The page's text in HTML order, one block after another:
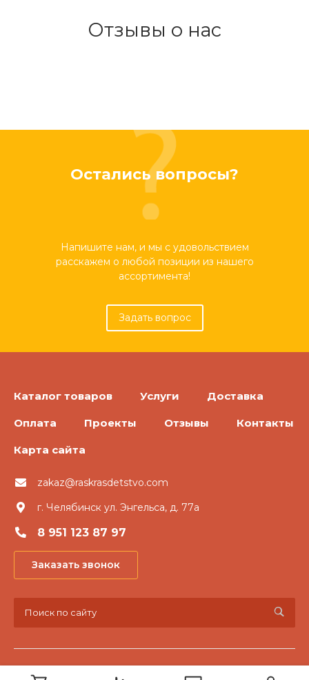
Отзывы о нас
Остались вопросы?
Напишите нам, и мы с удовольствием
расскажем о любой позиции из нашего
ассортимента!
Задать вопрос
Каталог товаров Услуги Доставка
Оплата Проекты Отзывы Контакты
Карта сайта
zakaz@raskrasdetstvo.com
г. Челябинск ул. Энгельса, д. 77а
8 951 123 87 97
Заказать звонок
© 2026 «Раскрась детство», Все права защищены